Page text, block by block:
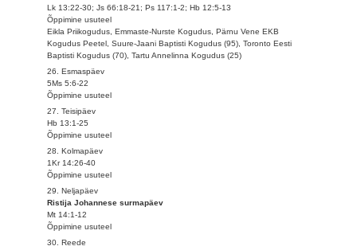
Lk 13:22-30; Js 66:18-21; Ps 117:1-2; Hb 12:5-13
Õppimine usuteel
Eikla Priikogudus, Emmaste-Nurste Kogudus, Pärnu Vene EKB
Kogudus Peetel, Suure-Jaani Baptisti Kogudus (95), Toronto Eesti
Baptisti Kogudus (70), Tartu Annelinna Kogudus (25)
26. Esmaspäev
5Ms 5:6-22
Õppimine usuteel
27. Teisipäev
Hb 13:1-25
Õppimine usuteel
28. Kolmapäev
1Kr 14:26-40
Õppimine usuteel
29. Neljapäev
Ristija Johannese surmapäev
Mt 14:1-12
Õppimine usuteel
30. Reede